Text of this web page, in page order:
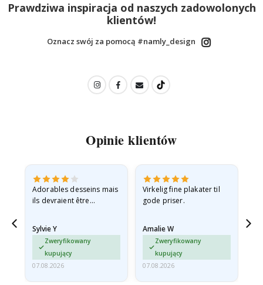
Prawdziwa inspiracja od naszych zadowolonych
klientów!
Oznacz swój za pomocą #namly_design
Opinie klientów
Adorables desseins mais
ils devraient être
enveloppe rigide car ils
sont arrivés roulés et un…
Sylvie Y
Zweryfikowany
kupujący
07.08.2026
Virkelig fine plakater til
gode priser.
Amalie W
Zweryfikowany
kupujący
07.08.2026